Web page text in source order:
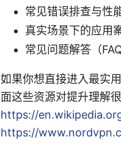
常见错误排查与性
真实场景下的应用
常见问题解答（FAQ
如果你想直接进入最实
面这些资源对提升理解
https://
https://